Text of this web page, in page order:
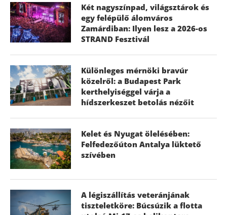
Két nagyszínpad, világsztárok és
egy felépülő álomváros
Zamárdiban: Ilyen lesz a 2026-os
STRAND Fesztivál
Különleges mérnöki bravúr
közelről: a Budapest Park
kerthelyiséggel várja a
hídszerkeszet betolás nézőit
Kelet és Nyugat ölelésében:
Felfedezőúton Antalya lüktető
szívében
A légiszállítás veteránjának
tiszteletköre: Búcsúzik a flotta